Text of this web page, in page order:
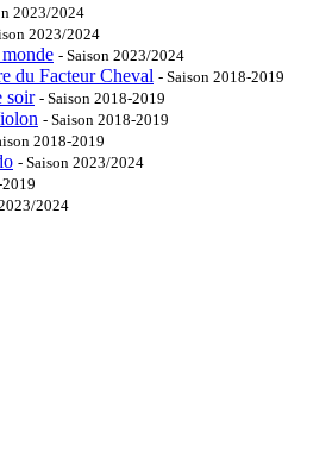
2023/2024
2023/2024
- Saison 2023/2024
du Facteur Cheval - Saison 2018-2019
soir - Saison 2018-2019
- Saison 2018-2019
2018-2019
- Saison 2023/2024
2024